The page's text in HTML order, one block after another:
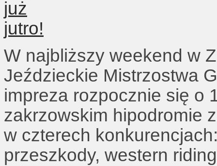
W najbliższy weekend w
Jeździeckie Mistrzostwa
impreza rozpocznie się o
zakrzowskim hipodromie
w czterech
przeszkody, western